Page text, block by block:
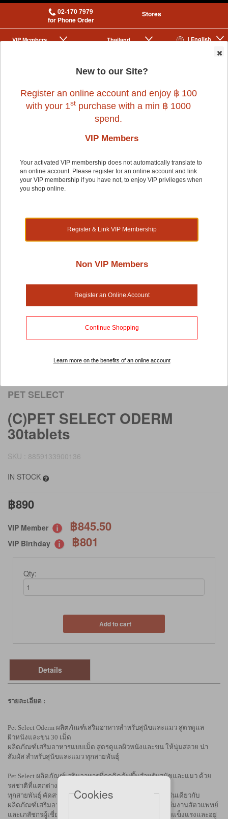
02-170 7979
for Phone Order
Stores
| English
Thailand
VIP Membership
|
PET SELECT
(C)PET SELECT ODERM
30tablets
SKU : 8859133900136
IN STOCK
฿890
VIP Member ฿845.50
VIP Birthday ฿801
Qty:
Add to cart
Details
รายละเอียด :
Pet Select Oderm ผลิตภัณฑ์เสริมอาหารสำหรับสุนัขและแมว สูตรดูแล
ผิวหนังและขน 30 เม็ด
ผลิตภัณฑ์เสริมอาหารแบบเม็ด สูตรดูแลผิวหนังและขน ให้นุ่มสลวย น่า
สัมผัส สำหรับสุนัขและแมว ทุกสายพันธุ์
Pet Select ผลิตภัณฑ์เสริมอาหารที่ถูกคิดค้นขึ้นสำหรับสุนัขและแมว ด้วย
รสชาติที่แตกต่าง เหมาะสำหรับสุนัขและแมว
ทุกสายพันธุ์ คัดสรรวัตถุดิบที่มีคุณภาพและได้มาตรฐานเช่นเดียวกับ
ผลิตภัณฑ์เสริมอาหารในคน ซึ่งอยู่ภายใต้การดดูแลของทีมงานสัตวแพทย์
และเภสัชกรผู้เชี่ยวชาญ เพื่อให้สัตว์เลี้ยงที่คุณรักมีสุขภาพแข็งแรงและอยู่
Cookies
New to our Site?
Register an online account and enjoy ฿ 100
with your 1st purchase with a min ฿ 1000
spend.
VIP Members
Your activated VIP membership does not automatically translate to
an online account. Please register for an online account and link
your VIP membership if you have not, to enjoy VIP privileges when
you shop online.
Register & Link VIP Membership
Non VIP Members
Register an Online Account
Continue Shopping
Learn more on the benefits of an online account